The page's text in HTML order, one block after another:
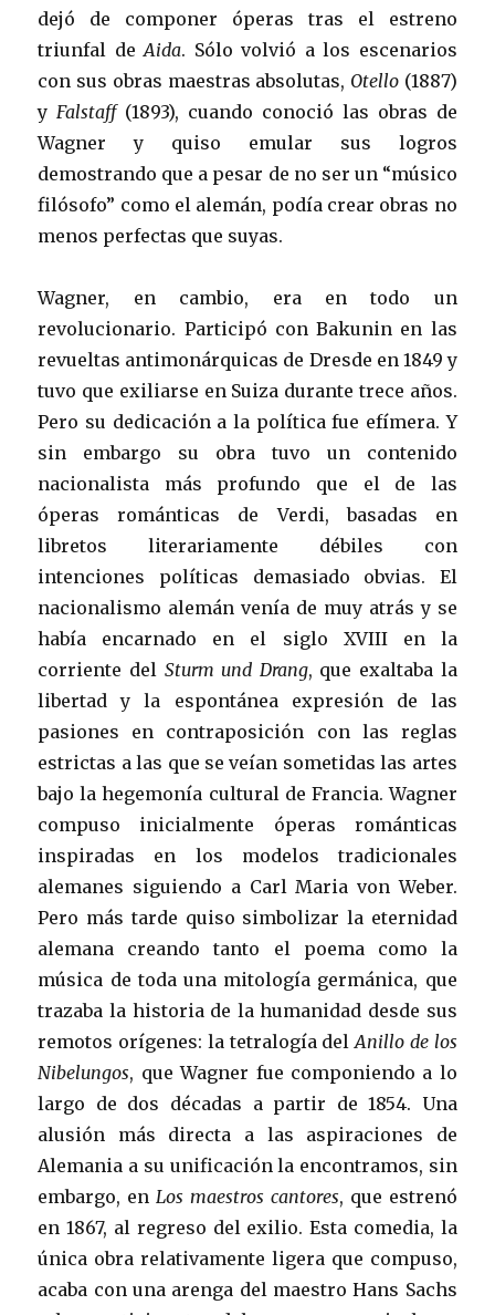
dejó de componer óperas tras el estreno
triunfal de Aida. Sólo volvió a los escenarios
con sus obras maestras absolutas, Otello(1887)
y Falstaff (1893), cuando conoció las obras de
Wagner y quiso emular sus logros
demostrando que a pesar de no ser un “músico
filósofo” como el alemán, podía crear obras no
menos perfectas que suyas.
Wagner, en cambio, era en todo un
revolucionario. Participó con Bakunin en las
revueltas antimonárquicas de Dresde en 1849 y
tuvo que exiliarse en Suiza durante trece años.
Pero su dedicación a la política fue efímera. Y
sin embargo su obra tuvo un contenido
nacionalista más profundo que el de las
óperas románticas de Verdi, basadas en
libretos literariamente débiles con
intenciones políticas demasiado obvias. El
nacionalismo alemán venía de muy atrás y se
había encarnado en el siglo XVIII en la
corriente del Sturm und Drang, que exaltaba la
libertad y la espontánea expresión de las
pasiones en contraposición con las reglas
estrictas a las que se veían sometidas las artes
bajo la hegemonía cultural de Francia. Wagner
compuso inicialmente óperas románticas
inspiradas en los modelos tradicionales
alemanes siguiendo a Carl Maria von Weber.
Pero más tarde quiso simbolizar la eternidad
alemana creando tanto el poema como la
música de toda una mitología germánica, que
trazaba la historia de la humanidad desde sus
remotos orígenes: la tetralogía delAnillo de los
Nibelungos, que Wagner fue componiendo a lo
largo de dos décadas a partir de 1854. Una
alusión más directa a las aspiraciones de
Alemania a su unificación la encontramos, sin
embargo, en Los maestros cantores, que estrenó
en 1867, al regreso del exilio. Esta comedia, la
única obra relativamente ligera que compuso,
acaba con una arenga del maestro Hans Sachs